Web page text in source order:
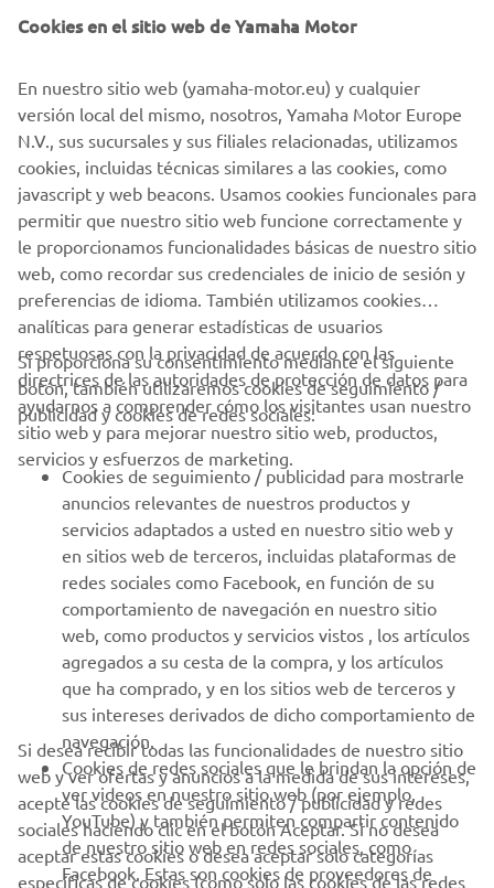
DESCUBRE MÁS
1/6
CORPORATIVO
PROFESIONALES
MÁS YAMAHA
AYUDA
BOLETÍN DE NOTICIAS
Sé el primero en enterarte de las últimas ofertas, eventos
especiales, novedades
SUSCRÍBETE
Cookies en el sitio web de Yamaha Motor
En nuestro sitio web (yamaha-motor.eu) y cualquier
versión local del mismo, nosotros, Yamaha Motor Europe
N.V., sus sucursales y sus filiales relacionadas, utilizamos
cookies, incluidas técnicas similares a las cookies, como
javascript y web beacons. Usamos cookies funcionales para
permitir que nuestro sitio web funcione correctamente y
le proporcionamos funcionalidades básicas de nuestro sitio
web, como recordar sus credenciales de inicio de sesión y
preferencias de idioma. También utilizamos cookies
analíticas para generar estadísticas de usuarios
respetuosas con la privacidad de acuerdo con las
directrices de las autoridades de protección de datos para
ayudarnos a comprender cómo los visitantes usan nuestro
sitio web y para mejorar nuestro sitio web, productos,
servicios y esfuerzos de marketing.
Si proporciona su consentimiento mediante el siguiente
botón, también utilizaremos cookies de seguimiento /
publicidad y cookies de redes sociales:
Cookies de seguimiento / publicidad para mostrarle
anuncios relevantes de nuestros productos y
servicios adaptados a usted en nuestro sitio web y
en sitios web de terceros, incluidas plataformas de
redes sociales como Facebook, en función de su
comportamiento de navegación en nuestro sitio
web, como productos y servicios vistos , los artículos
agregados a su cesta de la compra, y los artículos
que ha comprado, y en los sitios web de terceros y
sus intereses derivados de dicho comportamiento de
navegación.
Cookies de redes sociales que le brindan la opción de
ver videos en nuestro sitio web (por ejemplo,
YouTube) y también permiten compartir contenido
de nuestro sitio web en redes sociales, como
Facebook. Estas son cookies de proveedores de
Si desea recibir todas las funcionalidades de nuestro sitio
web y ver ofertas y anuncios a la medida de sus intereses,
acepte las cookies de seguimiento / publicidad y redes
sociales haciendo clic en el botón Aceptar. Si no desea
aceptar estas cookies o desea aceptar solo categorías
específicas de cookies (como solo las cookies de las redes